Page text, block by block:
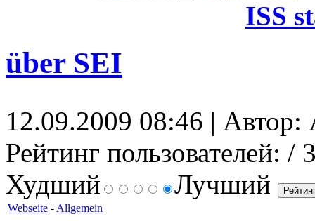
ISS
über SEI
12.09.2009 08:46 |
Рейтинг пользователей: /
Худший
Лучший
Webseite - Allgemein